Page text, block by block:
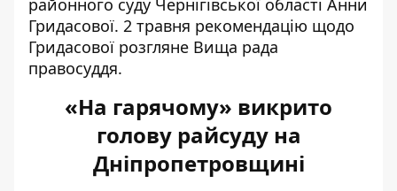
районного суду Чернігівської області Анни
Гридасової. 2 травня рекомендацію щодо
Гридасової розгляне Вища рада
правосуддя.
«На гарячому» викрито
голову райсуду на
Дніпропетровщині